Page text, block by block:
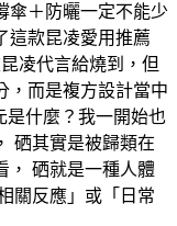
傘＋防曬一定不能少
這款昆凌愛用推薦
凌代言給燒到，但
，而是複方設計當中
是什麼？我一開始也
硒其實是被歸類在
， 硒就是一種人體
關反應」或「日常